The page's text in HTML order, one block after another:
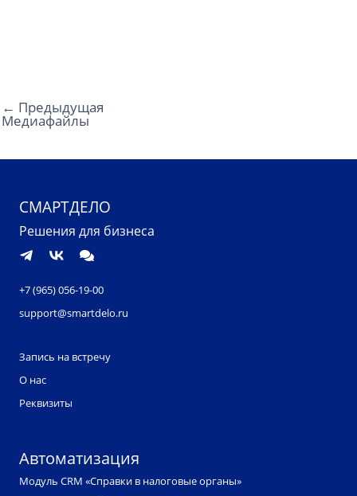
← Предыдущая
Медиафайлы
СМАРТДЕЛО
Решения для бизнеса
+7 (965) 056-19-00
support@smartdelo.ru
Запись на встречу
О нас
Реквизиты
Автоматизация
Модуль CRM «Справки в налоговые органы»